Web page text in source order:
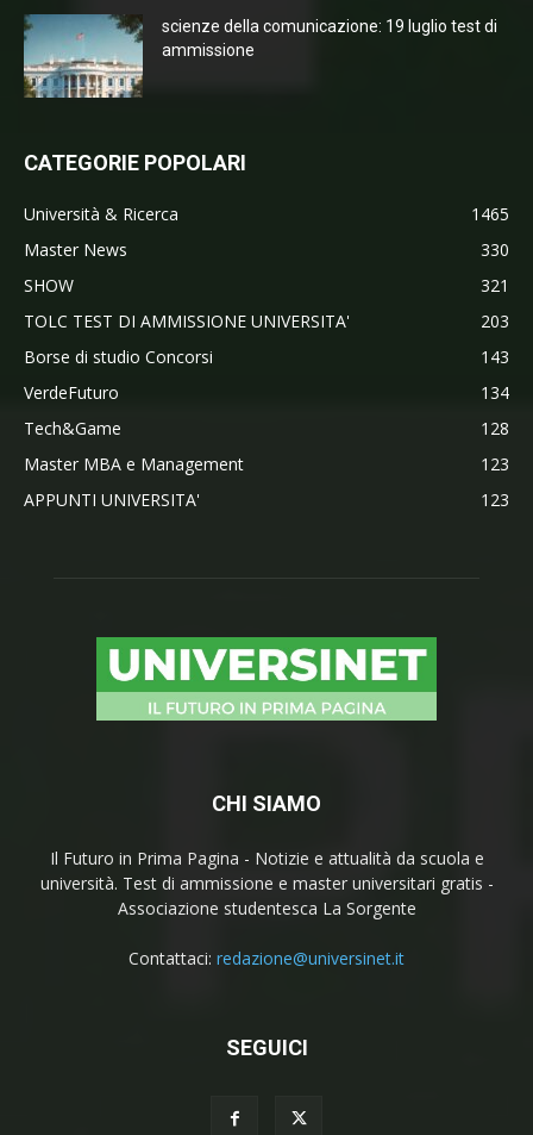
scienze della comunicazione: 19 luglio test di
ammissione
CATEGORIE POPOLARI
Università & Ricerca
1465
Master News
330
SHOW
321
TOLC TEST DI AMMISSIONE UNIVERSITA'
203
Borse di studio Concorsi
143
VerdeFuturo
134
Tech&Game
128
Master MBA e Management
123
APPUNTI UNIVERSITA'
123
CHI SIAMO
Il Futuro in Prima Pagina - Notizie e attualità da scuola e
università. Test di ammissione e master universitari gratis -
Associazione studentesca La Sorgente
Contattaci: redazione@universinet.it
SEGUICI